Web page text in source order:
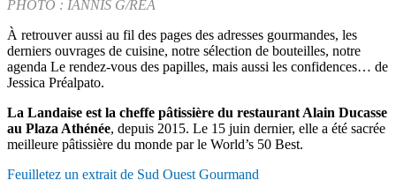
PHOTO : IANNIS G/REA
À retrouver aussi au fil des pages des adresses gourmandes, les
derniers ouvrages de cuisine, notre sélection de bouteilles, notre
agenda Le rendez-vous des papilles, mais aussi les confidences… de
Jessica Préalpato.
La Landaise est la cheffe pâtissière du restaurant Alain Ducasse
au Plaza Athénée, depuis 2015. Le 15 juin dernier, elle a été sacrée
meilleure pâtissière du monde par le World’s 50 Best.
Feuilletez un extrait de Sud Ouest Gourmand